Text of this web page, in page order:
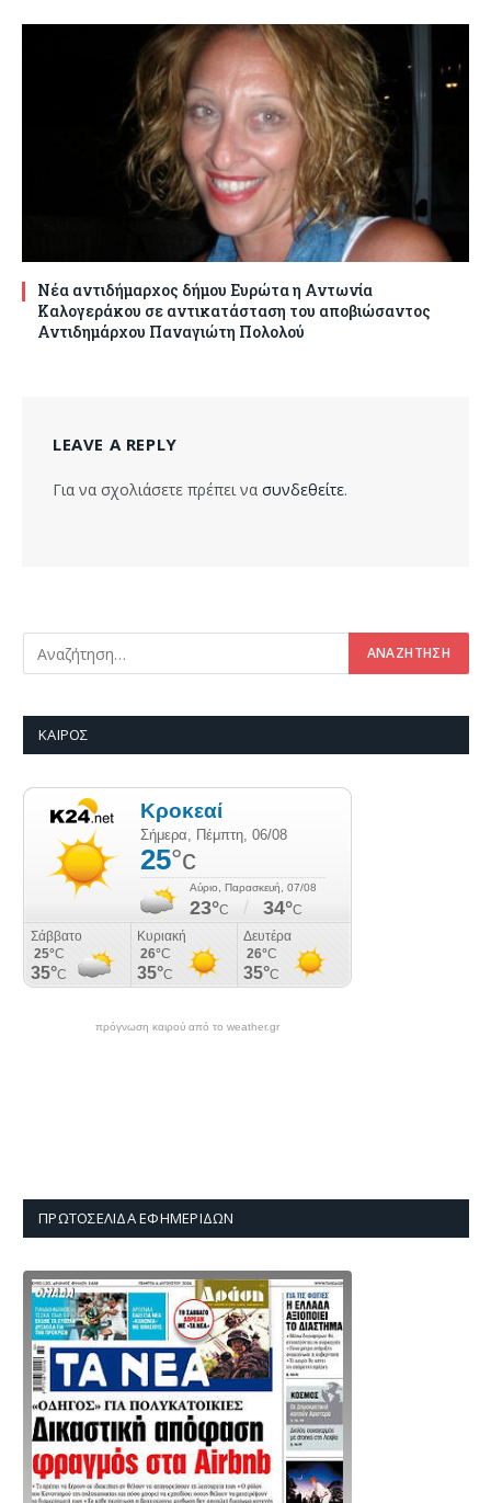
Νέα αντιδήμαρχος δήμου Ευρώτα η Αντωνία
Καλογεράκου σε αντικατάσταση του αποβιώσαντος
Αντιδημάρχου Παναγιώτη Πολολού
LEAVE A REPLY
Για να σχολιάσετε πρέπει να συνδεθείτε.
ΚΑΙΡΌΣ
πρόγνωση καιρού από το weather.gr
ΠΡΩΤΟΣΈΛΙΔΑ ΕΦΗΜΕΡΊΔΩΝ